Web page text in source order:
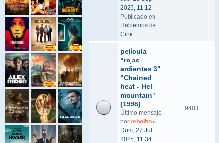
2025, 11:12
Publicado en
Hablemos de
Cine
película
"rejas
ardientes 3"
"Chained
heat - Hell
mountain"
(1998)
Último mensaje
por rebolito «
Dom, 27 Jul
2025, 11:34
9403